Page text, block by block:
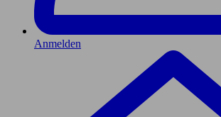
Anmelden